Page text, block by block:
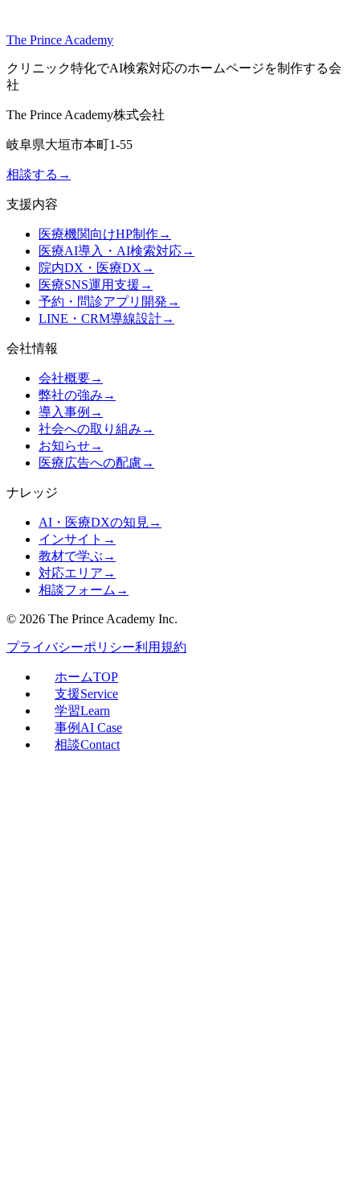
The Prince Academy
クリニック特化でAI検索対応のホームページを制作する会
社
The Prince Academy株式会社
岐阜県大垣市本町1-55
相談する →
支援内容
医療機関向けHP制作→
医療AI導入・AI検索対応→
院内DX・医療DX →
医療SNS運用支援 →
予約・問診アプリ開発 →
LINE・CRM導線設計→
会社情報
会社概要→
弊社の強み →
導入事例 →
社会への取り組み →
お知らせ→
医療広告への配慮 →
ナレッジ
AI・医療DXの知見 →
インサイト →
教材で学ぶ →
対応エリア →
相談フォーム →
© 2026 The Prince Academy Inc.
プライバシーポリシー利用規約
ホームTOP
支援Service
学習Learn
事例 AI Case
相談Contact